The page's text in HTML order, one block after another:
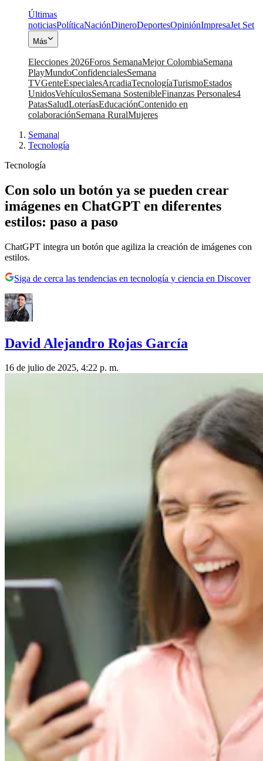
Últimas
noticiasPolíticaNaciónDineroDeportesOpiniónImpresaJet Set
Más
Elecciones 2026Foros SemanaMejor ColombiaSemana
PlayMundoConfidencialesSemana
TVGenteEspecialesArcadiaTecnologíaTurismoEstados
UnidosVehículosSemana SostenibleFinanzas Personales4
PatasSaludLoteríasEducaciónContenido en
colaboraciónSemana RuralMujeres
Semana|
Tecnología
Tecnología
Con solo un botón ya se pueden crear
imágenes en ChatGPT en diferentes
estilos: paso a paso
ChatGPT integra un botón que agiliza la creación de imágenes con
estilos.
Siga de cerca las tendencias en tecnología y ciencia en Discover
David Alejandro Rojas García
16 de julio de 2025, 4:22 p. m.